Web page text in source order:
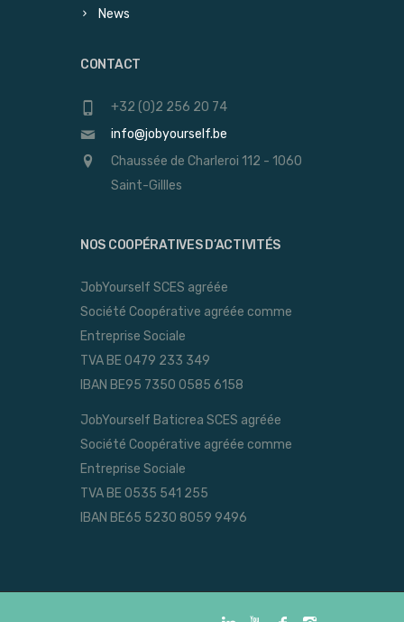
News
CONTACT
+32 (0)2 256 20 74
info@jobyourself.be
Chaussée de Charleroi 112 - 1060
Saint-Gillles
NOS COOPÉRATIVES D’ACTIVITÉS
JobYourself SCES agréée
Société Coopérative agréée comme
Entreprise Sociale
TVA BE 0479 233 349
IBAN BE95 7350 0585 6158
JobYourself Baticrea SCES agréée
Société Coopérative agréée comme
Entreprise Sociale
TVA BE 0535 541 255
IBAN BE65 5230 8059 9496